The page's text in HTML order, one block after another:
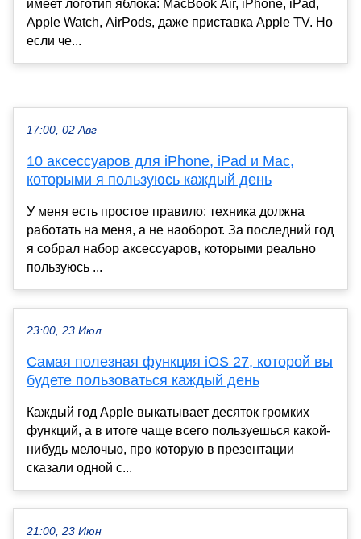
имеет логотип яблока: MacBook Air, iPhone, iPad,
Apple Watch, AirPods, даже приставка Apple TV. Но
если че...
17:00, 02 Авг
10 аксессуаров для iPhone, iPad и Mac,
которыми я пользуюсь каждый день
У меня есть простое правило: техника должна
работать на меня, а не наоборот. За последний год
я собрал набор аксессуаров, которыми реально
пользуюсь ...
23:00, 23 Июл
Самая полезная функция iOS 27, которой вы
будете пользоваться каждый день
Каждый год Apple выкатывает десяток громких
функций, а в итоге чаще всего пользуешься какой-
нибудь мелочью, про которую в презентации
сказали одной с...
21:00, 23 Июн